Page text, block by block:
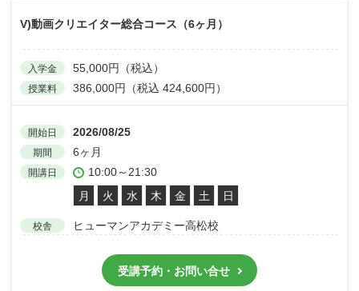
V)動画クリエイター総合コース（6ヶ月）
入学金 55,000円（税込）
授業料 386,000円（税込 424,600円）
開始日 2026/08/25
期間 6ヶ月
開講日
10:00～21:30
月
火 水 木 金 土 日
校舎 ヒューマンアカデミー高松校
受講予約・お問い合せ